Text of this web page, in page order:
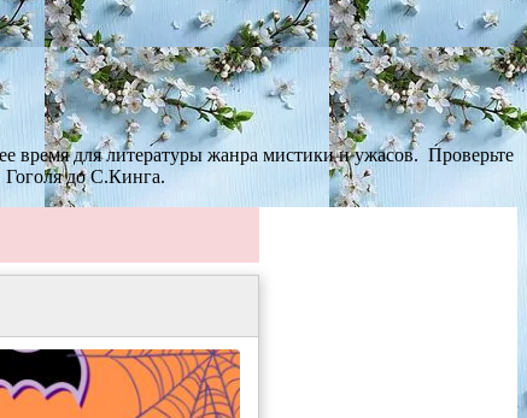
для литературы жанра мистики и ужасов. Проверьте
до С.Кинга.